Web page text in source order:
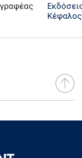
Κέφαλος